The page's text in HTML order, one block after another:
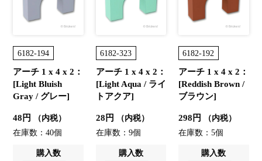
6182-194
アーチ 1 x 4 x 2：
[Light Bluish
Gray / グレー]
48円
（内税）
在庫数：40個
購入数
6182-323
アーチ 1 x 4 x 2：
[Light Aqua / ライ
トアクア]
28円
（内税）
在庫数：9個
購入数
6182-192
アーチ 1 x 4 x 2：
[Reddish Brown /
ブラウン]
298円
（内税）
在庫数：5個
購入数